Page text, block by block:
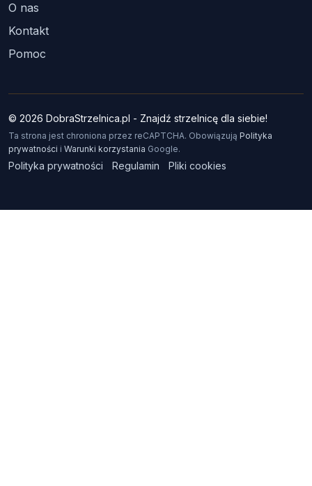
O nas
Kontakt
Pomoc
© 2026 DobraStrzelnica.pl - Znajdź strzelnicę dla siebie!
Ta strona jest chroniona przez reCAPTCHA. Obowiązują Polityka
prywatności i Warunki korzystania Google.
Polityka prywatności Regulamin Pliki cookies